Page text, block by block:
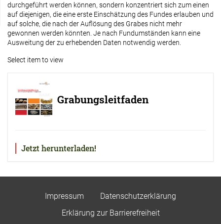
durchgeführt werden können, sondern konzentriert sich zum einen
auf diejenigen, die eine erste Einschätzung des Fundes erlauben und
auf solche, die nach der Auflösung des Grabes nicht mehr
gewonnen werden könnten. Je nach Fundumständen kann eine
Ausweitung der zu erhebenden Daten notwendig werden.
Select item to view
Grabungsleitfaden
Jetzt herunterladen!
Impressum
Datenschutzerklärung
Erklärung zur Barrierefreiheit